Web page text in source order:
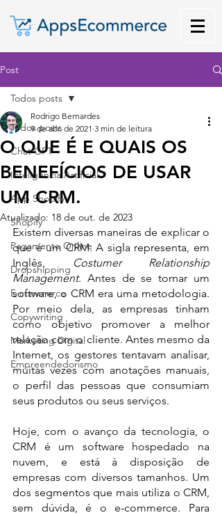
Post
Todos posts
Chat GPT
Inteligência Artificial
App Shopify
Shopify
Pagamento Online
Dropshipping
E-commerce
Copywriting
Marketing Digital
Empreendedorismo
Todos posts
O QUE É E QUAIS OS
BENEFÍCIOS DE USAR
UM CRM.
Rodrigo Bernardes
9 de abr. de 2021 3 min de leitura
Atualizado: 18 de out. de 2023
Existem diversas maneiras de explicar o
que é um CRM. A sigla representa, em
Inglês,
Costumer Relationship
Management. Antes de se tornar um
software, o CRM era uma metodologia.
Por meio dela, as empresas tinham
como objetivo promover a melhor
relação com o cliente. Antes mesmo da
Internet, os gestores tentavam analisar,
muitas vezes com anotações manuais,
o perfil das pessoas que consumiam
seus produtos ou seus serviços.
Hoje, com o avanço da tecnologia, o
CRM é um software hospedado na
nuvem, e está à disposição de
empresas com diversos tamanhos. Um
dos segmentos que mais utiliza o CRM,
sem dúvida, é o e-commerce. Para